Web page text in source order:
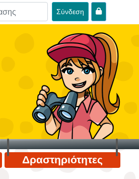
Σύνδεση
Δραστηριότητες